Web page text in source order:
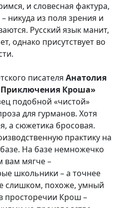
и словесная фактура,
никуда из поля зрения и
Русский язык манит,
однако присутствует во
писателя Анатолия
Кроша»
подобной «чистой»
для гурманов. Хотя
а сюжетика бросовая.
практику на
На базе немножечко
вам мягче –
школьники – а точнее
слишком, похоже, умный
просторечии Крош –